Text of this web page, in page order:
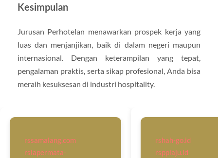
Kesimpulan
Jurusan Perhotelan menawarkan prospek kerja yang
luas dan menjanjikan, baik di dalam negeri maupun
internasional. Dengan keterampilan yang tepat,
pengalaman praktis, serta sikap profesional, Anda bisa
meraih kesuksesan di industri hospitality.
rssamalang.com
rsiapermata-
rshah-go.id
rspplaju.id